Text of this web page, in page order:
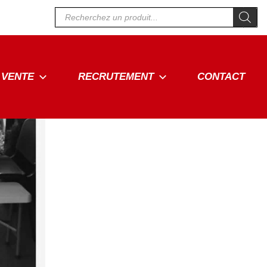
Recherche
de
produits
VENTE RECRUTEMENT CONTACT